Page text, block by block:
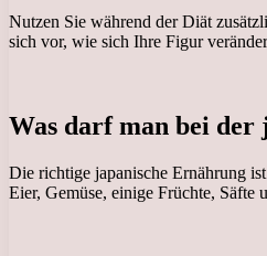
Nutzen Sie während der Diät
sich vor, wie sich Ihre Figur
Was darf man bei der
Die richtige japanische Ernährung
Eier, Gemüse, einige Früchte, Säfte